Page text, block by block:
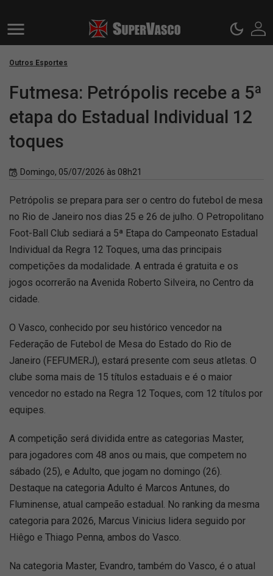
Outros Esportes
Futmesa: Petrópolis recebe a 5ª
etapa do Estadual Individual 12
toques
Domingo, 05/07/2026 às 08h21
Petrópolis se prepara para ser o centro do futebol de mesa
no Rio de Janeiro nos dias 25 e 26 de julho. O Petropolitano
Foot-Ball Club sediará a 5ª Etapa do Campeonato Estadual
Individual da Regra 12 Toques, uma das principais
competições da modalidade. A entrada é gratuita e os
jogos ocorrerão na Avenida Roberto Silveira, no Centro da
cidade.
O Vasco, conhecido por seu histórico vencedor na
Federação de Futebol de Mesa do Estado do Rio de
Janeiro (FEFUMERJ), estará presente com seus atletas. O
clube soma mais de 15 títulos estaduais e é o maior
vencedor no estado na Regra 12 Toques, com 12 títulos por
equipes.
A competição será dividida entre as categorias Master,
para jogadores com 48 anos ou mais, que competem no
sábado (25), e Adulto, que jogam no domingo (26).
Destaque na categoria Adulto é Marcos Antunes, do
Fluminense, atual campeão estadual. No ranking da mesma
categoria para 2026, Marcus Vinicius lidera seguido por
Hiêgo e Thiago Penna, ambos do Vasco.
Na categoria Master, Evandro, também do Vasco, é o atual